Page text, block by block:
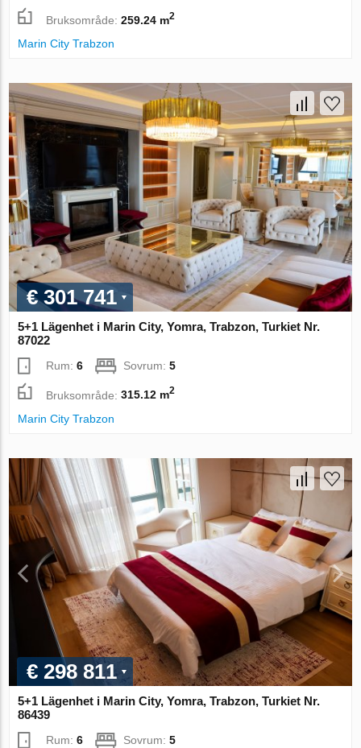
Bruksområde:259.24 m2
Marin City Trabzon
€ 301 741
5+1 Lägenhet i Marin City, Yomra, Trabzon, Turkiet Nr.
87022
Rum:6 Sovrum:5
Bruksområde:315.12 m2
Marin City Trabzon
€ 298 811
5+1 Lägenhet i Marin City, Yomra, Trabzon, Turkiet Nr.
86439
Rum:6 Sovrum:5